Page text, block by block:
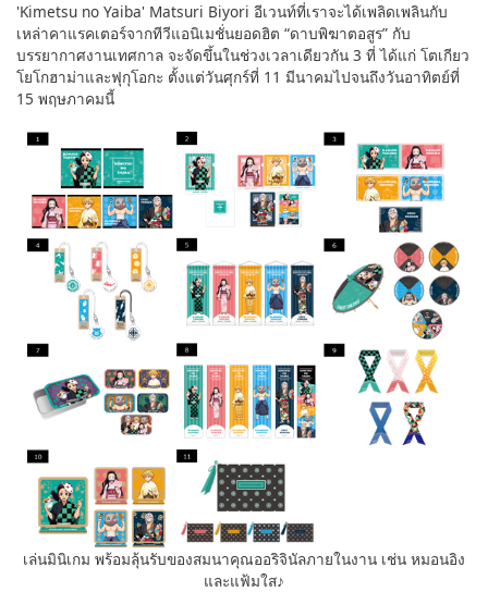
'Kimetsu no Yaiba' Matsuri Biyori อีเวนท์ที่เราจะได้เพลิดเพลินกับ
เหล่าคาแรคเตอร์จากทีวีแอนิเมชั่นยอดฮิต “ดาบพิฆาตอสูร” กับ
บรรยากาศงานเทศกาล จะจัดขึ้นในช่วงเวลาเดียวกัน 3 ที่ ได้แก่ โตเกียว
โยโกฮาม่าและฟุกุโอกะ ตั้งแต่วันศุกร์ที่ 11 มีนาคมไปจนถึงวันอาทิตย์ที่
15 พฤษภาคมนี้
เล่นมินิเกม พร้อมลุ้นรับของสมนาคุณออริจินัลภายในงาน เช่น หมอนอิง
และแฟ้มใส♪